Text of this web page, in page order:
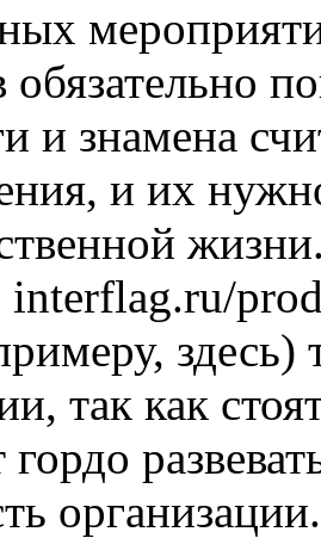
обязательно
и знамена
и их
interflag.ru/
здесь)
так как
гордо
организации.